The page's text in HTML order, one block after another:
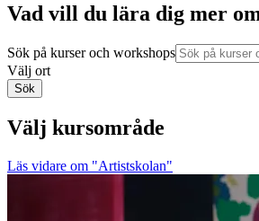
Vad vill du lära dig mer
Sök på kurser och workshops
Välj ort
Sök
Välj kursområde
Läs vidare om "Artistskolan"